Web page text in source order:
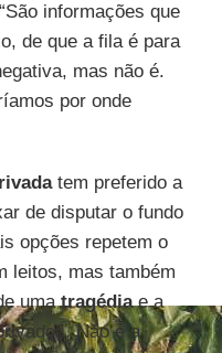
informações que
de que a fila é para
mas não é.
por onde
tem preferido a
de disputar o fundo
opções repetem o
leitos, mas também
umatragédiae a
Não é a